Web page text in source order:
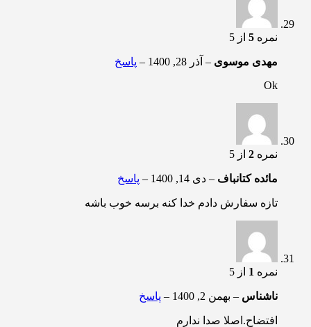
نمره 5 از 5
مهدی موسوی – آذر 28, 1400 – پاسخ
Ok
نمره 2 از 5
مائده کتانباف – دی 14, 1400 – پاسخ
تازه سفارش دادم خدا کنه برسه خوب باشه
نمره 1 از 5
ناشناس – بهمن 2, 1400 – پاسخ
افتضاح.اصلا صدا ندارم